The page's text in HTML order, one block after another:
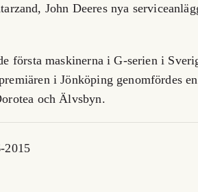
John Deeres nya
första maskinerna i G-serien i
i Jönköping genomfördes
och Älvsbyn.
2015